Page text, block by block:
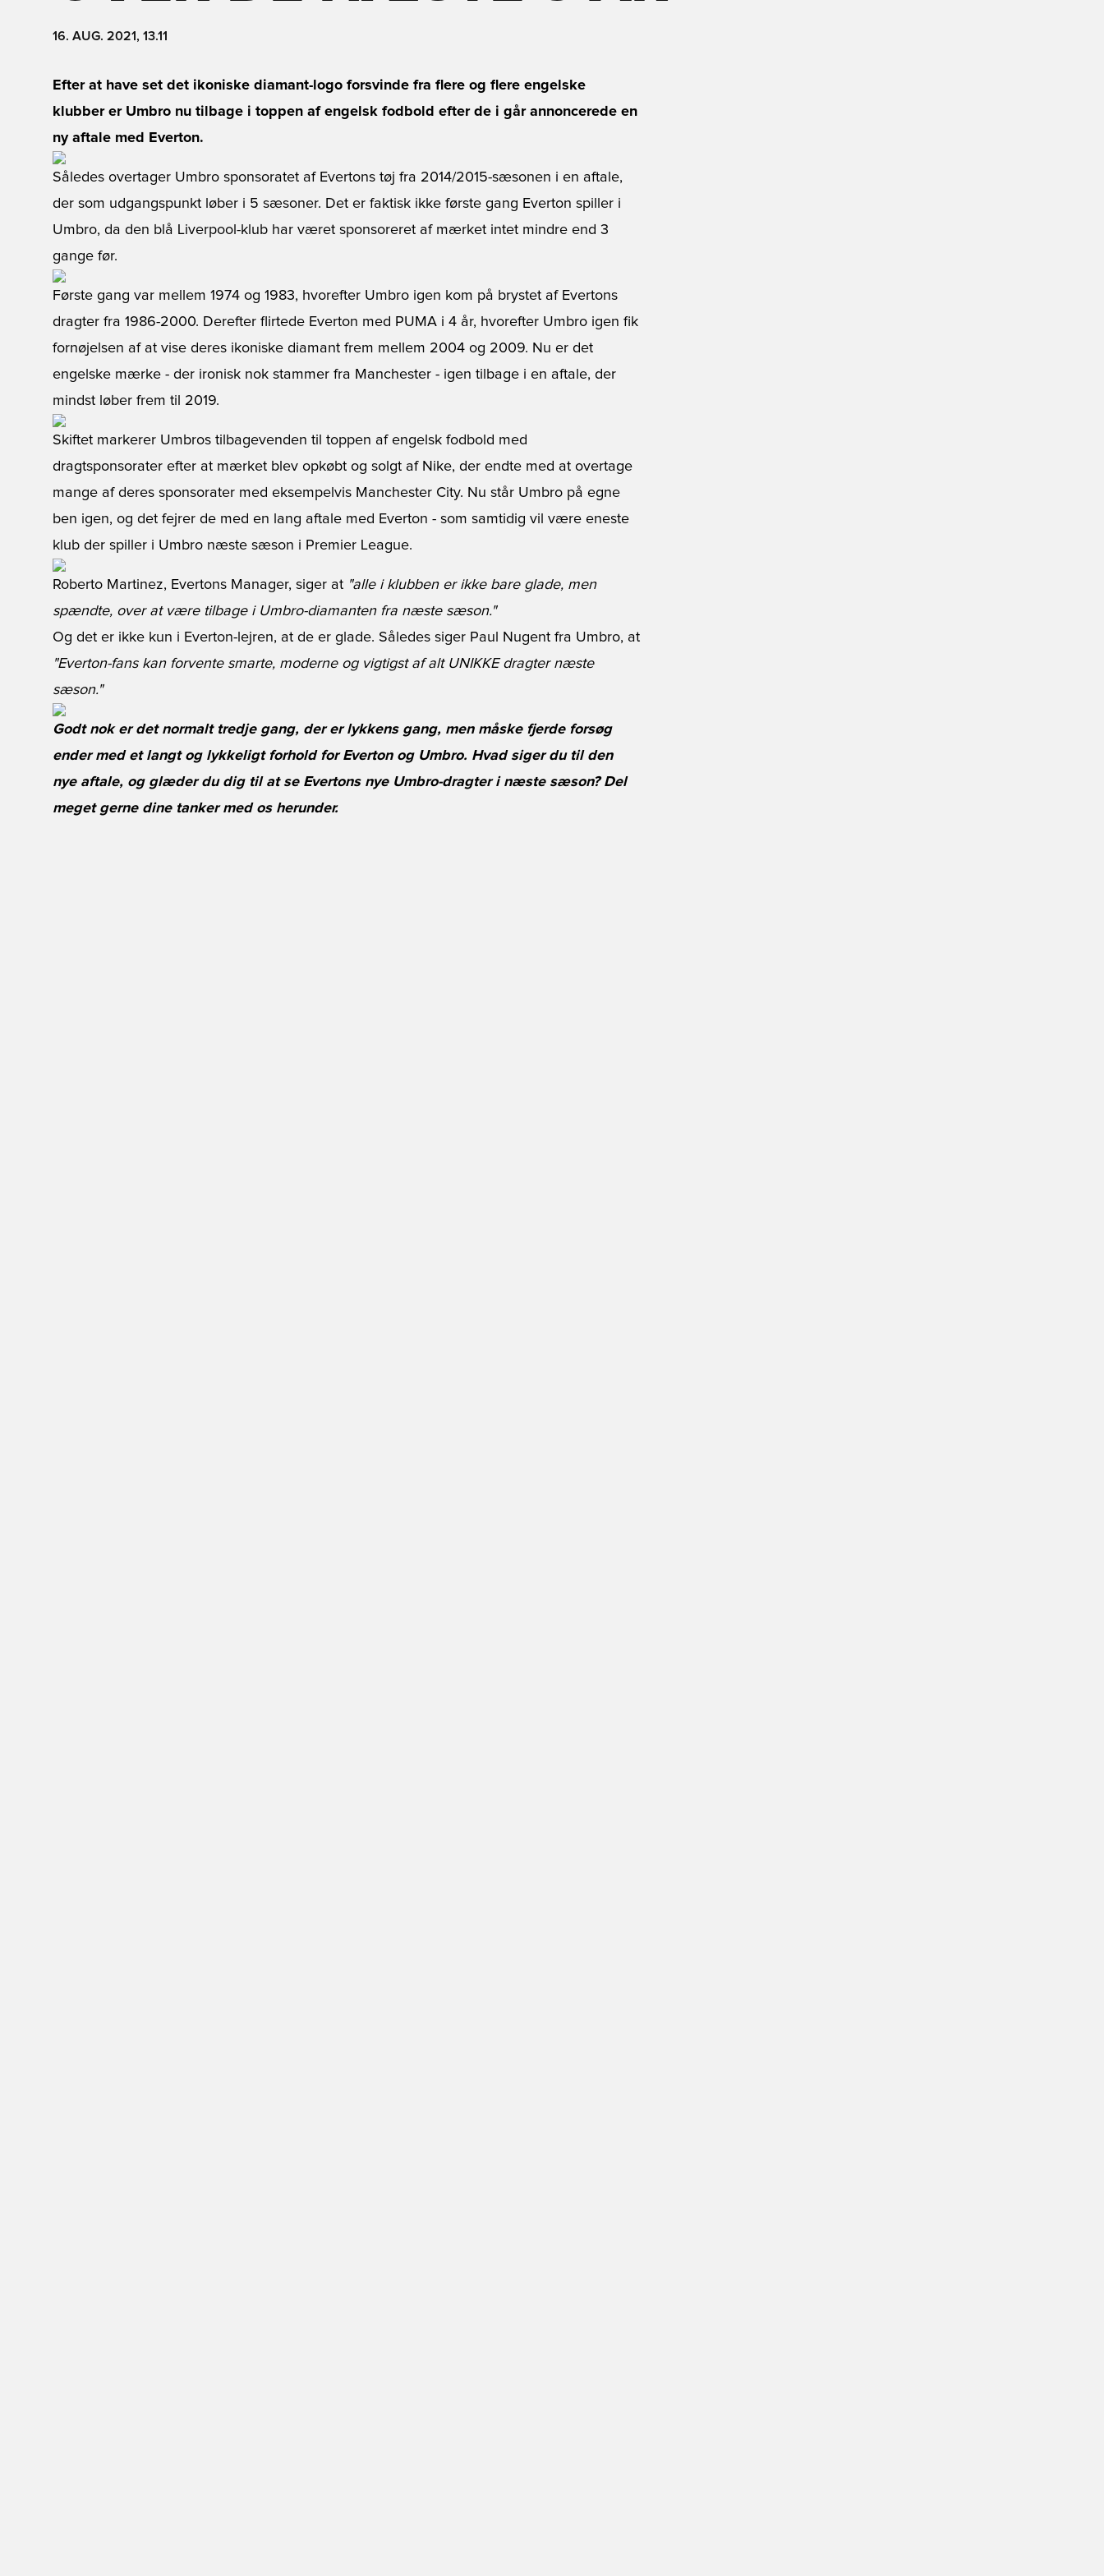
16. AUG. 2021, 13.11
Efter at have set det ikoniske diamant-logo forsvinde fra flere og flere engelske
klubber er Umbro nu tilbage i toppen af engelsk fodbold efter de i går annoncerede en
ny aftale med Everton.
Således overtager Umbro sponsoratet af Evertons tøj fra 2014/2015-sæsonen i en aftale,
der som udgangspunkt løber i 5 sæsoner. Det er faktisk ikke første gang Everton spiller i
Umbro, da den blå Liverpool-klub har været sponsoreret af mærket intet mindre end 3
gange før.
Første gang var mellem 1974 og 1983, hvorefter Umbro igen kom på brystet af Evertons
dragter fra 1986-2000. Derefter flirtede Everton med PUMA i 4 år, hvorefter Umbro igen fik
fornøjelsen af at vise deres ikoniske diamant frem mellem 2004 og 2009. Nu er det
engelske mærke - der ironisk nok stammer fra Manchester - igen tilbage i en aftale, der
mindst løber frem til 2019.
Skiftet markerer Umbros tilbagevenden til toppen af engelsk fodbold med
dragtsponsorater efter at mærket blev opkøbt og solgt af Nike, der endte med at overtage
mange af deres sponsorater med eksempelvis Manchester City. Nu står Umbro på egne
ben igen, og det fejrer de med en lang aftale med Everton - som samtidig vil være eneste
klub der spiller i Umbro næste sæson i Premier League.
Roberto Martinez, Evertons Manager, siger at "alle i klubben er ikke bare glade, men
spændte, over at være tilbage i Umbro-diamanten fra næste sæson."
Og det er ikke kun i Everton-lejren, at de er glade. Således siger Paul Nugent fra Umbro, at
"Everton-fans kan forvente smarte, moderne og vigtigst af alt UNIKKE dragter næste
sæson."
Godt nok er det normalt tredje gang, der er lykkens gang, men måske fjerde forsøg
ender med et langt og lykkeligt forhold for Everton og Umbro. Hvad siger du til den
nye aftale, og glæder du dig til at se Evertons nye Umbro-dragter i næste sæson? Del
meget gerne dine tanker med os herunder.